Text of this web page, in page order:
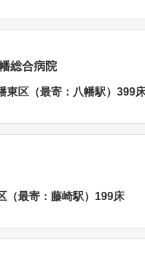
総合病院
東区（最寄：八幡駅）399
（最寄：藤崎駅）199床